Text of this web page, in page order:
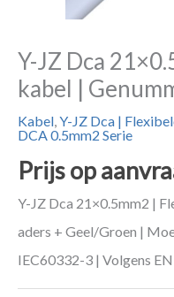
Y-JZ Dca
kabel |
Kabel,Y-JZ Dca |
DCA 0.5mm2 Serie
Prijs op
Y-JZ Dca 21×0.5mm2 |
aders + Geel/Groen |
IEC60332-3 | Volgens